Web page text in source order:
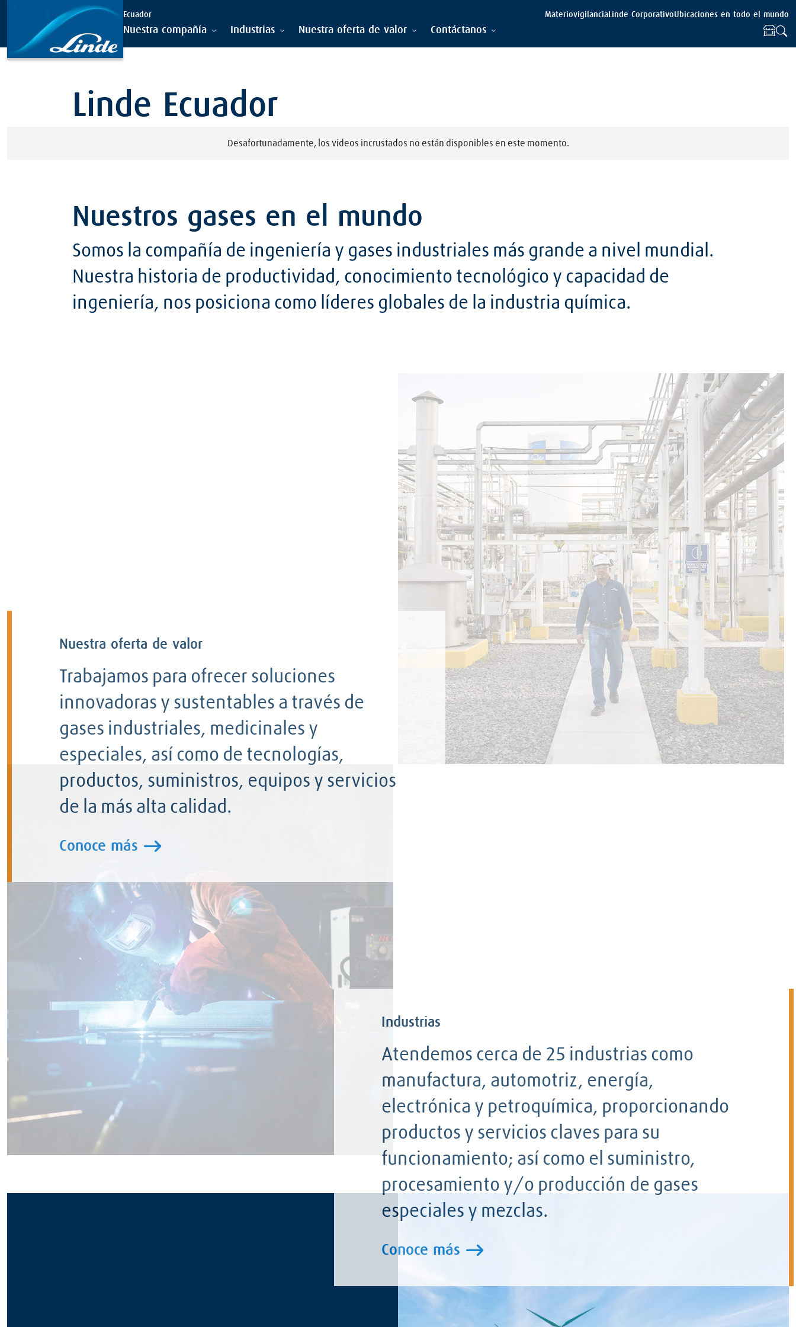
Ecuador MateriovigilanciaLinde CorporativoUbicaciones en todo el mundo
Nuestra compañía Industrias Nuestra oferta de valor Contáctanos
Linde Ecuador
Desafortunadamente, los videos incrustados no están disponibles en este momento.
Nuestros gases en el mundo
Somos la compañía de ingeniería y gases industriales más grande a nivel mundial.
Nuestra historia de productividad, conocimiento tecnológico y capacidad de
ingeniería, nos posiciona como líderes globales de la industria química.
Nuestra oferta de valor
Trabajamos para ofrecer soluciones
innovadoras y sustentables a través de
gases industriales, medicinales y
especiales, así como de tecnologías,
productos, suministros, equipos y servicios
de la más alta calidad.
Conoce más
Industrias
Atendemos cerca de 25 industrias como
manufactura, automotriz, energía,
electrónica y petroquímica, proporcionando
productos y servicios claves para su
funcionamiento; así como el suministro,
procesamiento y/o producción de gases
especiales y mezclas.
Conoce más